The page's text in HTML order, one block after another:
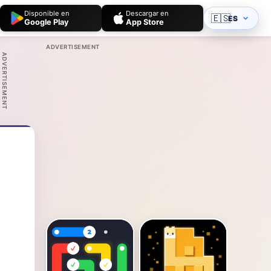
Disponible en
Google Play
Descargar en
App Store 🇪🇸ES
ADVERTISEMENT
ADVERTISEMENT